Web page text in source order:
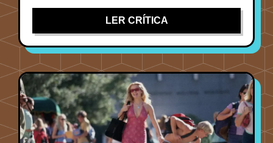
LER CRÍTICA